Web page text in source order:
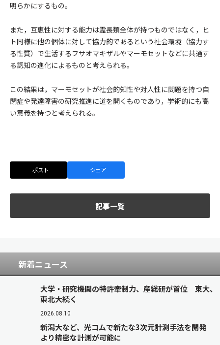
明らかにするもの。
また，互恵性に対する能力は霊長類全体が持つものではなく，ヒ
ト同様に他の個体に対して協力的であるという社会環境（協力す
る性質）で生活するフサオマキザルやマーモセットなどに共通す
る認知の進化によるものと考えられる。
この結果は，マーモセットが社会的知性や対人性に問題を持つ自
閉症や発達障害の研究推進に道を開くものであり，学術的にも高
い意義を持つと考えられる。
ポスト シェア
記事一覧
新着ニュース
大学・研究機関の特許牽制力、産総研が首位 東大、
東北大続く
2026.08.10
新潟大など、光コムで新たな3次元計測手法を開発
より精密な計測が可能に